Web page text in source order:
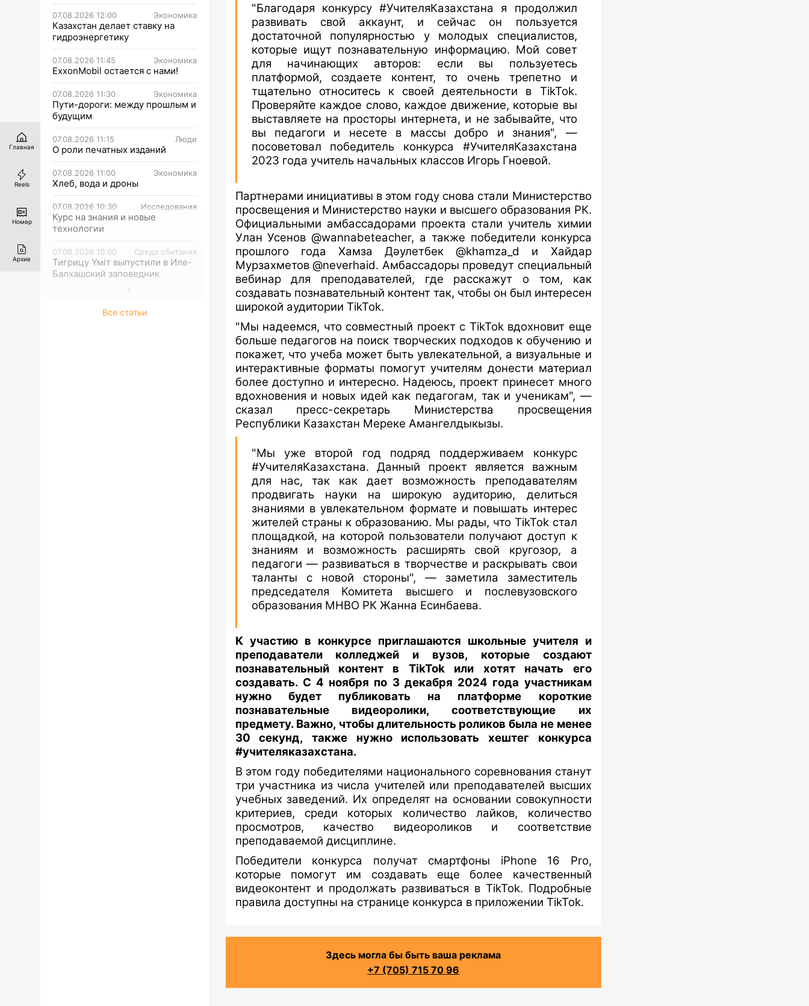
07.08.2026 12:00 Экономика
Казахстан делает ставку на
гидроэнергетику
07.08.2026 11:45 Экономика
ExxonMobil остается с нами!
07.08.2026 11:30 Экономика
Пути-дороги: между прошлым и
будущим
07.08.2026 11:15 Люди
О роли печатных изданий
07.08.2026 11:00 Экономика
Хлеб, вода и дроны
07.08.2026 10:30 Исследования
Курс на знания и новые
технологии
07.08.2026 10:00 Среда обитания
Тигрицу Үміт выпустили в Иле-
Балхашский заповедник
Все статьи
"Благодаря конкурсу #УчителяКазахстана я продолжил
развивать свой аккаунт, и сейчас он пользуется
достаточной популярностью у молодых специалистов,
которые ищут познавательную информацию. Мой совет
для начинающих авторов: если вы пользуетесь
платформой, создаете контент, то очень трепетно и
тщательно относитесь к своей деятельности в TikTok.
Проверяйте каждое слово, каждое движение, которые вы
выставляете на просторы интернета, и не забывайте, что
вы педагоги и несете в массы добро и знания", —
посоветовал победитель конкурса #УчителяКазахстана
2023 года учитель начальных классов Игорь Гноевой.
Партнерами инициативы в этом году снова стали Министерство
просвещения и Министерство науки и высшего образования РК.
Официальными амбассадорами проекта стали учитель химии
Улан Усенов @wannabeteacher, а также победители конкурса
прошлого года Хамза Дәулетбек @khamza_d и Хайдар
Мурзахметов @neverhaid. Амбассадоры проведут специальный
вебинар для преподавателей, где расскажут о том, как
создавать познавательный контент так, чтобы он был интересен
широкой аудитории TikTok.
"Мы надеемся, что совместный проект с TikTok вдохновит еще
больше педагогов на поиск творческих подходов к обучению и
покажет, что учеба может быть увлекательной, а визуальные и
интерактивные форматы помогут учителям донести материал
более доступно и интересно. Надеюсь, проект принесет много
вдохновения и новых идей как педагогам, так и ученикам", —
сказал пресс-секретарь Министерства просвещения
Республики Казахстан Мереке Амангелдыкызы.
"Мы уже второй год подряд поддерживаем конкурс
#УчителяКазахстана. Данный проект является важным
для нас, так как дает возможность преподавателям
продвигать науки на широкую аудиторию, делиться
знаниями в увлекательном формате и повышать интерес
жителей страны к образованию. Мы рады, что TikTok стал
площадкой, на которой пользователи получают доступ к
знаниям и возможность расширять свой кругозор, а
педагоги — развиваться в творчестве и раскрывать свои
таланты с новой стороны", — заметила заместитель
председателя Комитета высшего и послевузовского
образования МНВО РК Жанна Есинбаева.
К участию в конкурсе приглашаются школьные учителя и
преподаватели колледжей и вузов, которые создают
познавательный контент в TikTok или хотят начать его
создавать. С 4 ноября по 3 декабря 2024 года участникам
нужно будет публиковать на платформе короткие
познавательные видеоролики, соответствующие их
предмету. Важно, чтобы длительность роликов была не менее
30 секунд, также нужно использовать хештег конкурса
#учителяказахстана.
В этом году победителями национального соревнования станут
три участника из числа учителей или преподавателей высших
учебных заведений. Их определят на основании совокупности
критериев, среди которых количество лайков, количество
просмотров, качество видеороликов и соответствие
преподаваемой дисциплине.
Победители конкурса получат смартфоны iPhone 16 Pro,
которые помогут им создавать еще более качественный
видеоконтент и продолжать развиваться в TikTok. Подробные
правила доступны на странице конкурса в приложении TikTok.
Здесь могла бы быть ваша реклама
+7 (705) 715 70 96
Главная
Reels
Номер
Архив